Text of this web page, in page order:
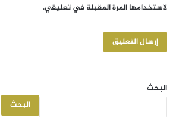
لاستخدامها المرة المقبلة في تعليقي.
البحث
البحث